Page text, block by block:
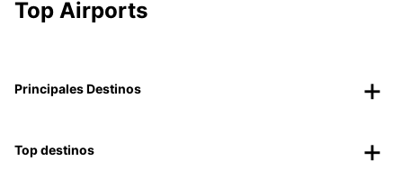
Top Airports
Principales Destinos
Top destinos